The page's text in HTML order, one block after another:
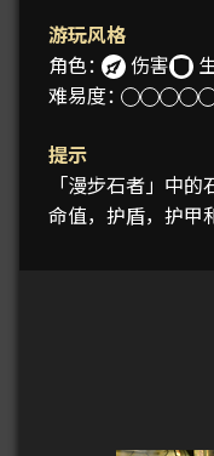
游玩风格
角色：
伤害
难易度：
提示
「漫步石者」中
命值，护盾，护甲